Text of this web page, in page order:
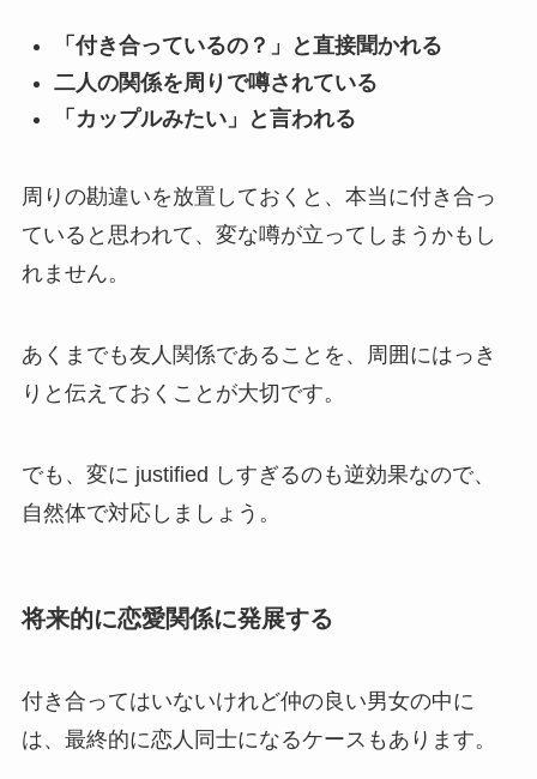
「付き合っているの？」と直接聞かれる
二人の関係を周りで噂されている
「カップルみたい」と言われる
周りの勘違いを放置しておくと、本当に付き合っ
ていると思われて、変な噂が立ってしまうかもし
れません。
あくまでも友人関係であることを、周囲にはっき
りと伝えておくことが大切です。
でも、変に justified しすぎるのも逆効果なので、
自然体で対応しましょう。
将来的に恋愛関係に発展する
付き合ってはいないけれど仲の良い男女の中に
は、最終的に恋人同士になるケースもあります。